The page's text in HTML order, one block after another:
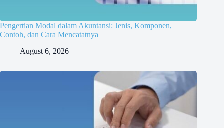
Pengertian Modal dalam Akuntansi: Jenis, Komponen,
Contoh, dan Cara Mencatatnya
August 6, 2026